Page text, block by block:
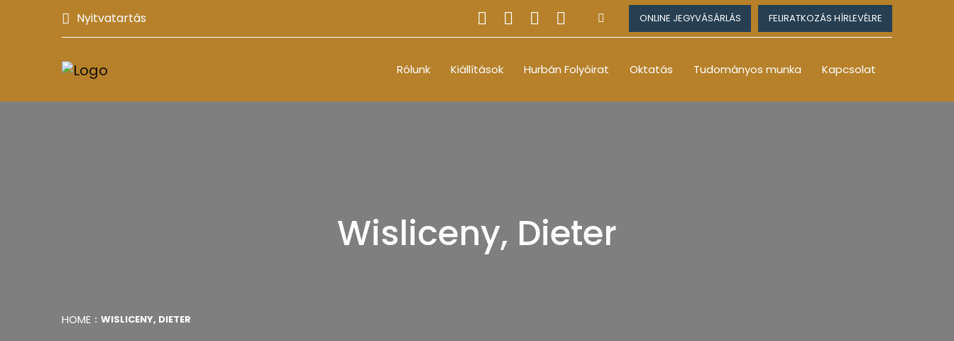
Nyitvatartás ONLINE JEGYVÁSÁRLÁS FELIRATKOZÁS HÍRLEVÉLRE
Rólunk Kiállítások Hurbán Folyóirat Oktatás Tudományos munka Kapcsolat
Wisliceny, Dieter
HOME WISLICENY, DIETER